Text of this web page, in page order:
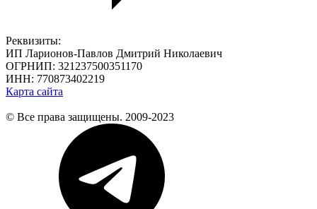
Реквизиты:
ИП Ларионов-Павлов Дмитрий Николаевич
ОГРНИП: 321237500351170
ИНН: 770873402219
Карта сайта
© Все права защищены. 2009-2023